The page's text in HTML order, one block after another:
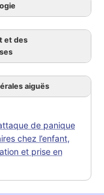
et des
aiguës
de panique
chez l’enfant,
et prise en